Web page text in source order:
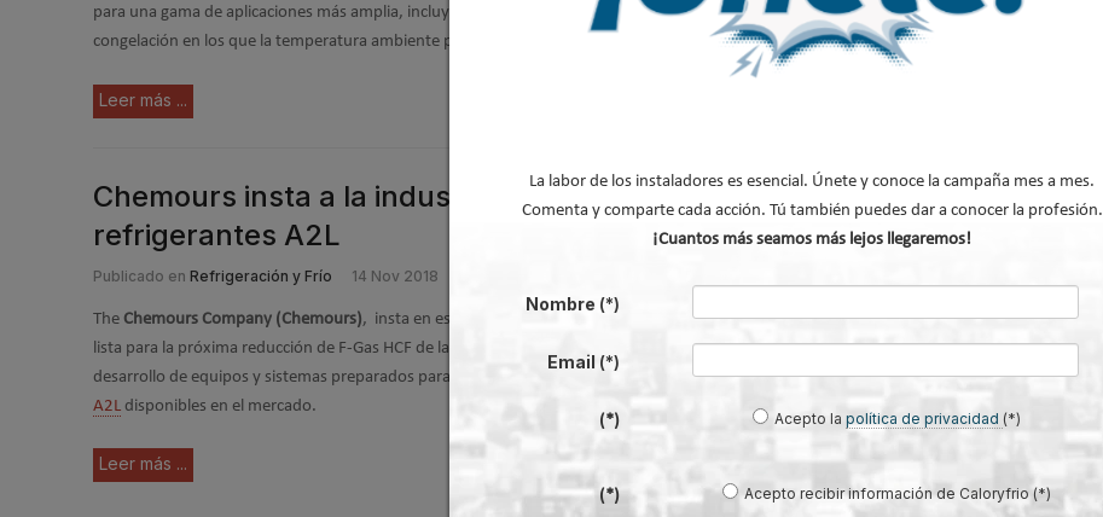
para una gama de aplicaciones más amplia, incluyendo sistemas de baja temperatura y
congelación en los que la temperatura ambiente puede ser un desafío.
Leer más ...
Chemours insta a la industria a estar preparada con sistemas y
refrigerantes A2L
Publicado en Refrigeración y Frío 14 Nov 2018
The Chemours Company (Chemours), insta en este artículo a la industria de HVACR a estar
lista para la próxima reducción de F-Gas HCF de la UE en 2021, al acelerar tanto el
desarrollo de equipos y sistemas preparados para A2L, como la adopción de
refrigerantes
A2L disponibles en el mercado.
Leer más ...
La labor de los instaladores es esencial. Únete y conoce la campaña mes a mes.
Comenta y comparte cada acción. Tú también puedes dar a conocer la profesión.
¡Cuantos más seamos más lejos llegaremos!
Nombre (*)
Email (*)
(*) Acepto lapolítica de privacidad (*)
(*) Acepto recibir información de Caloryfrio (*)